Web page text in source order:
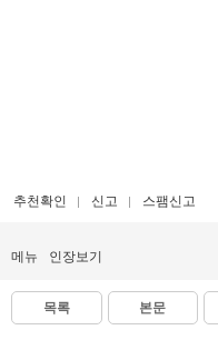
추천확인 신고 스팸신고
메뉴 인장보기
목록 본문